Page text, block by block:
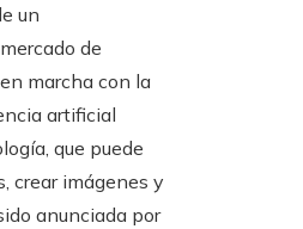
un
de
marcha con la
artificial
que puede
crear imágenes y
anunciada por